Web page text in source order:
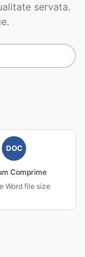
servata.
DOC
Comprime
Word file size